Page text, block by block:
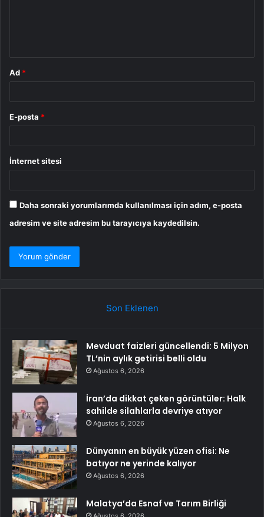
Ad *
E-posta *
İnternet sitesi
Daha sonraki yorumlarımda kullanılması için adım, e-posta
adresim ve site adresim bu tarayıcıya kaydedilsin.
Son Eklenen
Mevduat faizleri güncellendi: 5 Milyon
TL’nin aylık getirisi belli oldu
Ağustos 6, 2026
İran’da dikkat çeken görüntüler: Halk
sahilde silahlarla devriye atıyor
Ağustos 6, 2026
Dünyanın en büyük yüzen ofisi: Ne
batıyor ne yerinde kalıyor
Ağustos 6, 2026
Malatya’da Esnaf ve Tarım Birliği